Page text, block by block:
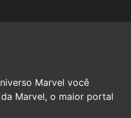
Marvel você
Marvel, o maior portal